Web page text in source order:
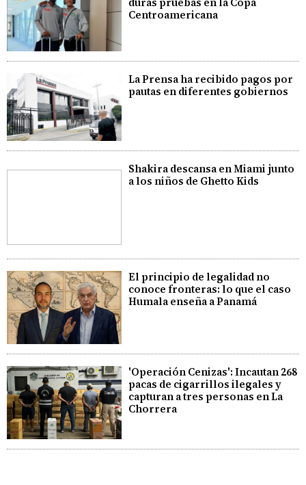
Centroamericana
La Prensa ha recibido pagos por
pautas en diferentes gobiernos
Shakira descansa en Miami junto
a los niños de Ghetto Kids
El principio de legalidad no
conoce fronteras: lo que el caso
Humala enseña a Panamá
'Operación Cenizas': Incautan 268
pacas de cigarrillos ilegales y
capturan a tres personas en La
Chorrera